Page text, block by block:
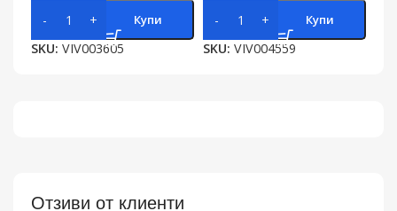
Купи
SKU: VIV003605
Купи
SKU: VIV004559
Отзиви от клиенти